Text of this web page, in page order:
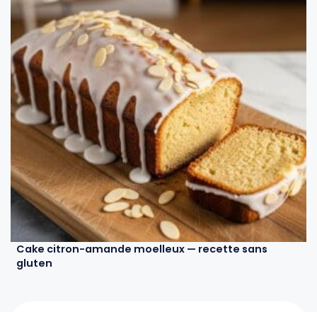
Cake citron-amande moelleux — recette sans
gluten